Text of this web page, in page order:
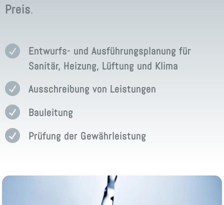
Preis.

Entwurfs- und Ausführungsplanung für
Sanitär, Heizung, Lüftung und Klima
 Ausschreibung von Leistungen
 Bauleitung
 Prüfung der Gewährleistung